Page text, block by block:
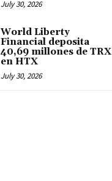
July 30, 2026
World Liberty
Financial deposita
40,69 millones de TRX
en HTX
July 30, 2026